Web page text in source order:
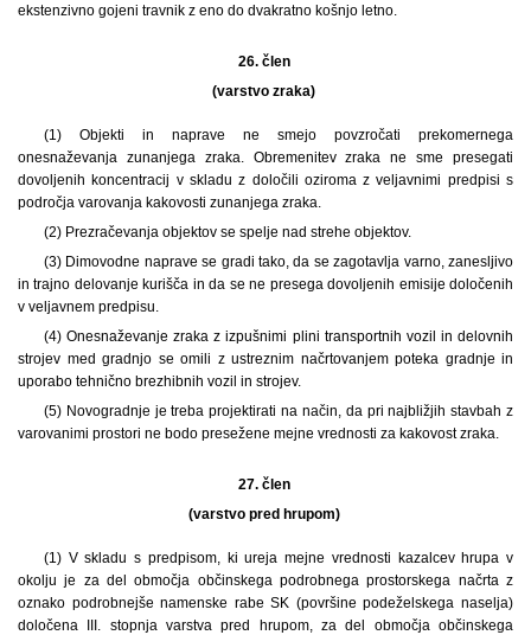
ekstenzivno gojeni travnik z eno do dvakratno košnjo letno.
26. člen
(varstvo zraka)
(1) Objekti in naprave ne smejo povzročati prekomernega
onesnaževanja zunanjega zraka. Obremenitev zraka ne sme presegati
dovoljenih koncentracij v skladu z določili oziroma z veljavnimi predpisi s
področja varovanja kakovosti zunanjega zraka.
(2) Prezračevanja objektov se spelje nad strehe objektov.
(3) Dimovodne naprave se gradi tako, da se zagotavlja varno, zanesljivo
in trajno delovanje kurišča in da se ne presega dovoljenih emisije določenih
v veljavnem predpisu.
(4) Onesnaževanje zraka z izpušnimi plini transportnih vozil in delovnih
strojev med gradnjo se omili z ustreznim načrtovanjem poteka gradnje in
uporabo tehnično brezhibnih vozil in strojev.
(5) Novogradnje je treba projektirati na način, da pri najbližjih stavbah z
varovanimi prostori ne bodo presežene mejne vrednosti za kakovost zraka.
27. člen
(varstvo pred hrupom)
(1) V skladu s predpisom, ki ureja mejne vrednosti kazalcev hrupa v
okolju je za del območja občinskega podrobnega prostorskega načrta z
oznako podrobnejše namenske rabe SK (površine podeželskega naselja)
določena III. stopnja varstva pred hrupom, za del območja občinskega